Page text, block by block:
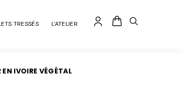
TRESSÉS L'ATELIER
IVOIRE VÉGÉTAL